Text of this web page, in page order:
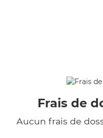
Frais de
Aucun frais de